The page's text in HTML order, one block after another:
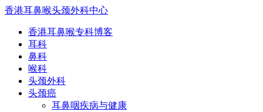
香港耳鼻喉头颈外科中心
香港耳鼻喉专科博客
耳科
鼻科
喉科
头颈外科
头颈癌
耳鼻咽疾病与健康